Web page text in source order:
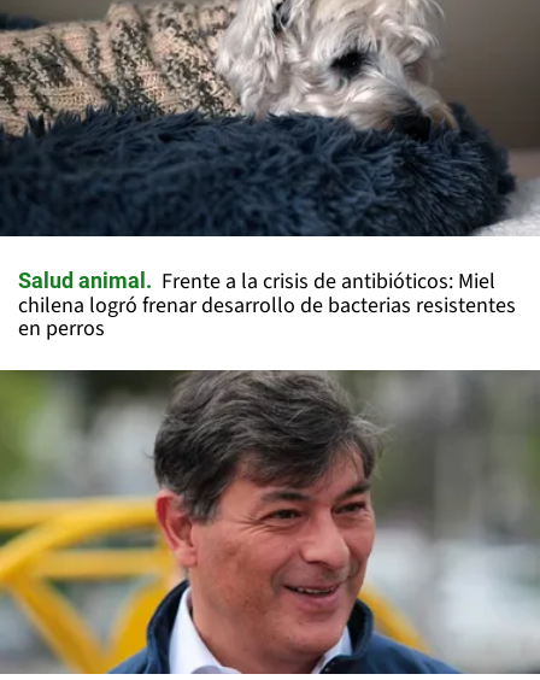
Salud animal
Frente a la crisis de antibióticos: Miel
chilena logró frenar desarrollo de bacterias resistentes
en perros